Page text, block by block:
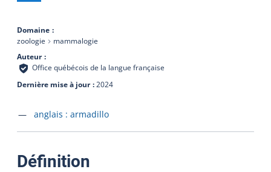
Domaine
zoologie
mammalogie
Auteur
Office québécois de la langue française
Dernière mise à jour 2024
Accéder à la fiche en
anglais : armadillo
Définition